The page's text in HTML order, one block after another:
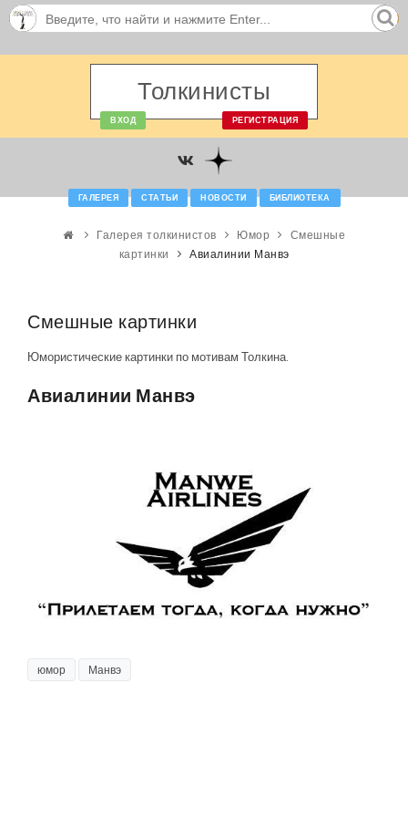
Толкинисты
ВХОД РЕГИСТРАЦИЯ
ГАЛЕРЕЯ СТАТЬИ НОВОСТИ БИБЛИОТЕКА
Галерея толкинистов Юмор
Смешные
картинки
Авиалинии Манвэ
Смешные картинки
Юмористические картинки по мотивам Толкина.
Авиалинии Манвэ
юмор Манвэ